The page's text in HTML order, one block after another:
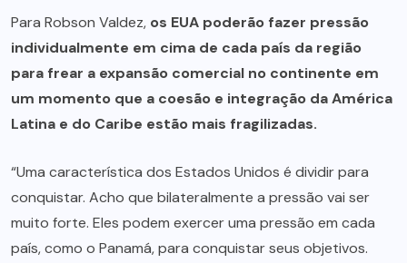
Para Robson Valdez, os EUA poderão fazer pressão
individualmente em cima de cada país da região
para frear a expansão comercial no continente em
um momento que a coesão e integração da América
Latina e do Caribe estão mais fragilizadas.
“Uma característica dos Estados Unidos é dividir para
conquistar. Acho que bilateralmente a pressão vai ser
muito forte. Eles podem exercer uma pressão em cada
país, como o Panamá, para conquistar seus objetivos.